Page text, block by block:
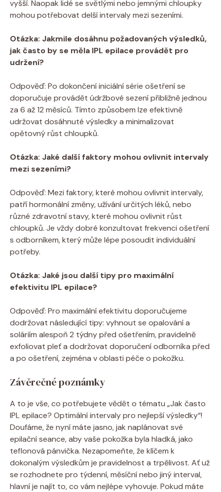
vyšší. Naopak lidé se světlými nebo jemnými chloupky
mohou potřebovat delší intervaly mezi sezeními.
Otázka: Jakmile dosáhnu požadovaných výsledků,
jak často by se měla IPL epilace provádět pro
udržení?
Odpověď: Po dokončení iniciální série ošetření se
doporučuje provádět údržbové sezení přibližně jednou
za 6 až 12 měsíců. Tímto způsobem lze efektivně
udržovat dosáhnuté výsledky a minimalizovat
opětovný růst chloupků.
Otázka: Jaké další faktory mohou ovlivnit intervaly
mezi sezeními?
Odpověď: Mezi faktory, které mohou ovlivnit intervaly,
patří hormonální změny, užívání určitých léků, nebo
různé zdravotní stavy, které mohou ovlivnit růst
chloupků. Je vždy dobré konzultovat frekvenci ošetření
s odborníkem, který může lépe posoudit individuální
potřeby.
Otázka: Jaké jsou další tipy pro maximální
efektivitu IPL epilace?
Odpověď: Pro maximální efektivitu doporučujeme
dodržovat následující tipy: vyhnout se opalování a
soláriím alespoň 2 týdny před ošetřením, pravidelně
exfoliovat pleť a dodržovat doporučení odborníka před
a po ošetření, zejména v oblasti péče o pokožku.
Závěrečné poznámky
A to je vše, co potřebujete vědět o tématu „Jak často
IPL epilace? Optimální intervaly pro nejlepší výsledky“!
Doufáme, že nyní máte jasno, jak naplánovat své
epilační seance, aby vaše pokožka byla hladká, jako
teflonová pánvička. Nezapomeňte, že klíčem k
dokonalým výsledkům je pravidelnost a trpělivost. Ať už
se rozhodnete pro týdenní, měsíční nebo jiný interval,
hlavní je najít to, co vám nejlépe vyhovuje. Pokud máte